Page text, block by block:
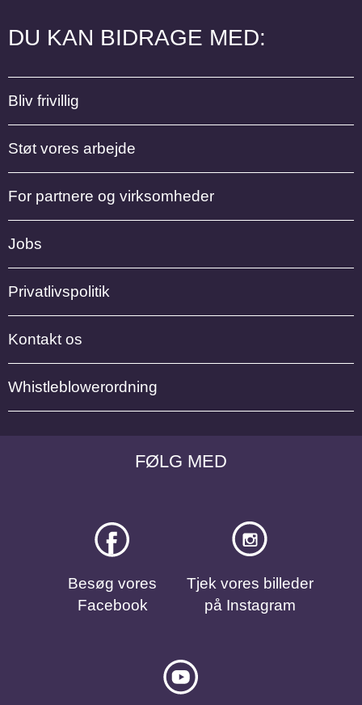
FØLG MED
Besøg vores
Facebook
Tjek vores billeder
på Instagram
DU KAN BIDRAGE MED:
Bliv frivillig
Støt vores arbejde
For partnere og virksomheder
Jobs
Privatlivspolitik
Kontakt os
Whistleblowerordning